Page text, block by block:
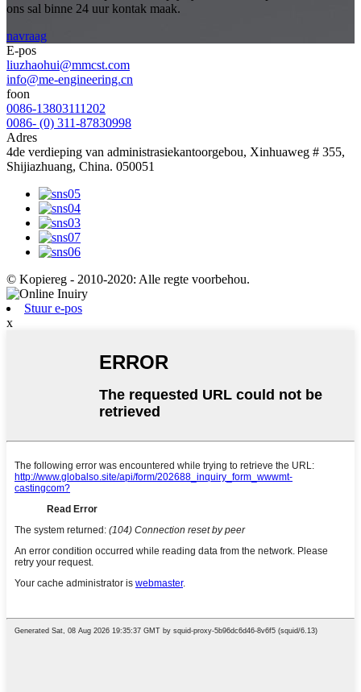
ons sal binne 24 uur kontak maak.
navraag
E-pos
liuzhaohui@mmcst.com
info@me-engineering.cn
foon
0086-13803111202
0086- (0) 311-87830998
Adres
4de verdieping van administrasiekantoorgebou, Xinhuaweg # 355,
Shijiazhuang, China. 050051
© Kopiereg - 2010-2020: Alle regte voorbehou.
Stuur e-pos
x